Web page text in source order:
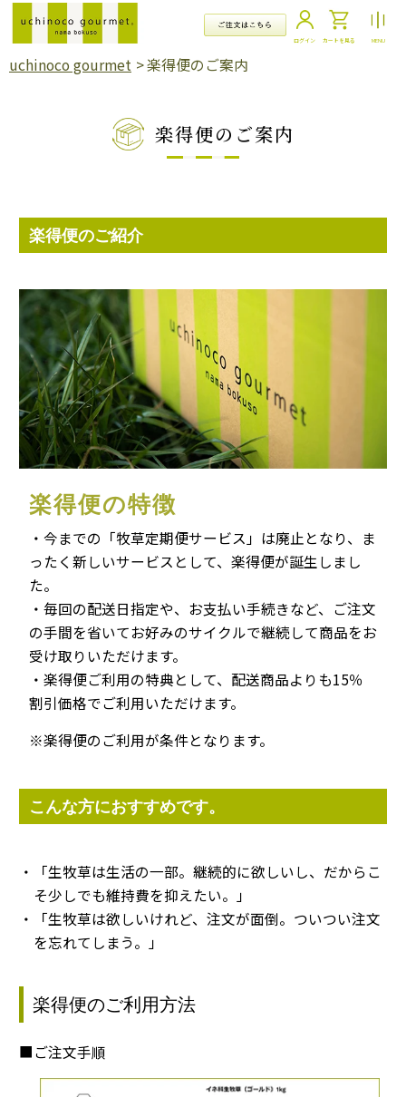
ツ
ログイン カートを見る MENU
uchinoco gourmet >楽得便のご案内
楽得便のご案内
楽得便のご紹介
楽得便の特徴
・今までの「牧草定期便サービス」は廃止となり、ま
ったく新しいサービスとして、楽得便が誕生しまし
た。
・毎回の配送日指定や、お支払い手続きなど、ご注文
の手間を省いてお好みのサイクルで継続して商品をお
受け取りいただけます。
・楽得便ご利用の特典として、配送商品よりも15％
割引価格でご利用いただけます。
※楽得便のご利用が条件となります。
こんな方におすすめです。
・「生牧草は生活の一部。継続的に欲しいし、だからこ
そ少しでも維持費を抑えたい。」
・「生牧草は欲しいけれど、注文が面倒。ついつい注文
を忘れてしまう。」
楽得便のご利用方法
■ご注文手順